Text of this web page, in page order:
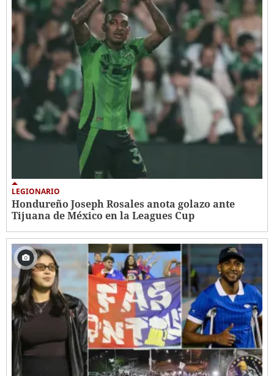
LEGIONARIO
Hondureño Joseph Rosales anota golazo ante
Tijuana de México en la Leagues Cup